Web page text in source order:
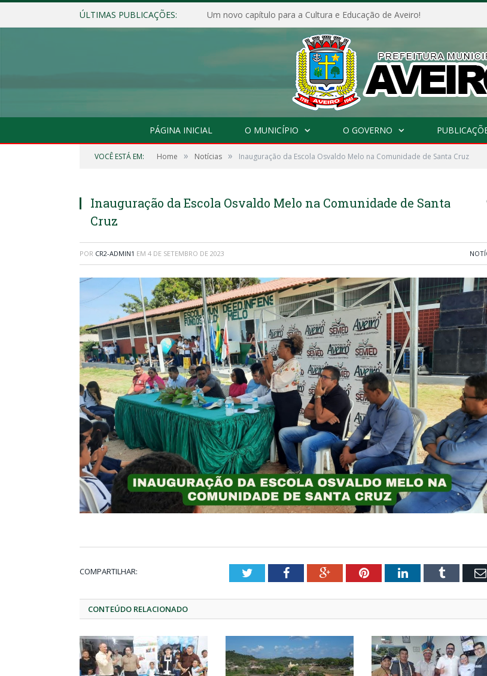
ÚLTIMAS PUBLICAÇÕES: Um novo capítulo para a Cultura e Educação de Aveiro!
PÁGINA INICIAL O MUNICÍPIO O GOVERNO
VOCÊ ESTÁ EM: Home » Notícias » Inauguração da Escola Osvaldo Melo na Comunidade de Santa Cruz
Inauguração da Escola Osvaldo Melo na Comunidade de Santa
Cruz
POR CR2-ADMIN1 EM 4 DE SETEMBRO DE 2023
COMPARTILHAR: TwitterFacebookGoogle+PinterestLinkedInTumblr
CONTEÚDO RELACIONADO